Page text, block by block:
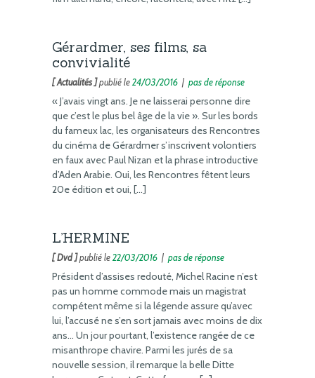
Gérardmer, ses films, sa
convivialité
[ Actualités ]publié le24/03/2016 | pas de réponse
« J’avais vingt ans. Je ne laisserai personne dire
que c’est le plus bel âge de la vie ». Sur les bords
du fameux lac, les organisateurs des Rencontres
du cinéma de Gérardmer s’inscrivent volontiers
en faux avec Paul Nizan et la phrase introductive
d’Aden Arabie. Oui, les Rencontres fêtent leurs
20e édition et oui, […]
L’HERMINE
[ Dvd ]publié le22/03/2016 | pas de réponse
Président d’assises redouté, Michel Racine n’est
pas un homme commode mais un magistrat
compétent même si la légende assure qu’avec
lui, l’accusé ne s’en sort jamais avec moins de dix
ans… Un jour pourtant, l’existence rangée de ce
misanthrope chavire. Parmi les jurés de sa
nouvelle session, il remarque la belle Ditte